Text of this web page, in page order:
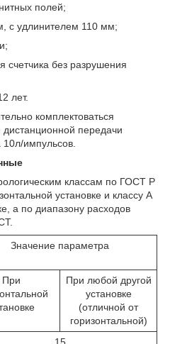
полей;
с удлинителем 110 мм;
счетчика без разрушения
лет.
комплектоваться
передачи
импульсов.
классам по ГОСТ Р
установке и классу А
а по диапазону расходов
Значение параметра
При
При любой другой
установке
(отличной от
горизонтальной)
15